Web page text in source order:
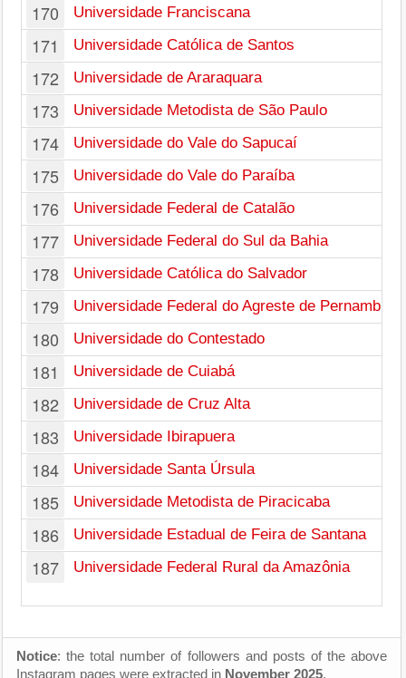
170 Universidade Franciscana
171 Universidade Católica de Santos
172 Universidade de Araraquara
173 Universidade Metodista de São Paulo
174 Universidade do Vale do Sapucaí
175 Universidade do Vale do Paraíba
176 Universidade Federal de Catalão
177 Universidade Federal do Sul da Bahia
178 Universidade Católica do Salvador
179 Universidade Federal do Agreste de Pernambuco
180 Universidade do Contestado
181 Universidade de Cuiabá
182 Universidade de Cruz Alta
183 Universidade Ibirapuera
184 Universidade Santa Úrsula
185 Universidade Metodista de Piracicaba
186 Universidade Estadual de Feira de Santana
187 Universidade Federal Rural da Amazônia
Notice: the total number of followers and posts of the above
Instagram pages were extracted in November 2025.